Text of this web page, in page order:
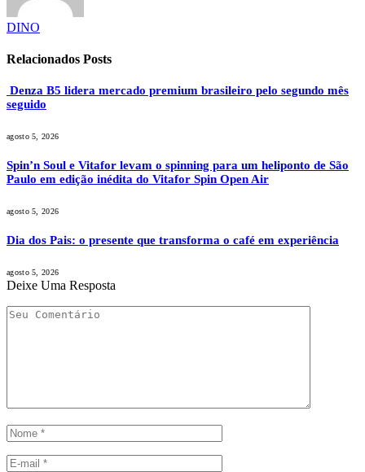
DINO
Relacionados Posts
Denza B5 lidera mercado premium brasileiro pelo segundo mês
seguido
agosto 5, 2026
Spin’n Soul e Vitafor levam o spinning para um heliponto de São
Paulo em edição inédita do Vitafor Spin Open Air
agosto 5, 2026
Dia dos Pais: o presente que transforma o café em experiência
agosto 5, 2026
Deixe Uma Resposta